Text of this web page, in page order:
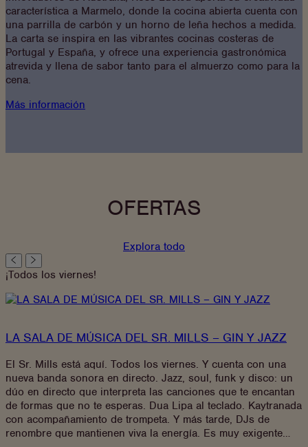
característica a Marmelo, donde la cocina abierta cuenta con
una parrilla de carbón y un horno de leña hechos a medida.
La carta se inspira en las vibrantes cocinas costeras de
Portugal y España, y ofrece una experiencia gastronómica
atrevida y llena de sabor tanto para el almuerzo como para la
cena.
Más información
OFERTAS
Explora todo
¡Todos los viernes!
LA SALA DE MÚSICA DEL SR. MILLS – GIN Y JAZZ
El Sr. Mills está aquí. Todos los viernes. Y cuenta con una
nueva banda sonora en directo. Jazz, soul, funk y disco: un
dúo en directo que interpreta las canciones que te encantan
de formas que no te esperas. Dua Lipa al teclado. Kaytranada
con acompañamiento de trompeta. Y más tarde, DJs de
renombre que mantienen viva la energía. Es muy exigente…